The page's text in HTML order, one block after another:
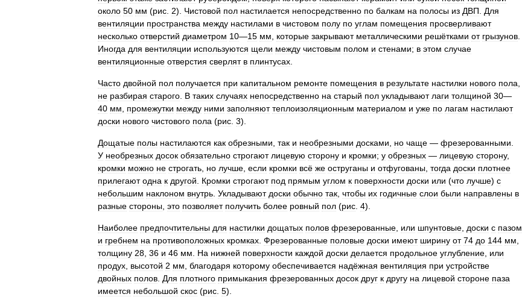
около 50 мм (рис 2). Чистовой пол настилается непосредственно по балкам на полосы из ДВП
Для
вентиляции пространства между настилами в чистовом полу по углам помещения просверливают
несколько отверстий диаметром 10—15 мм которые закрывают металлическими решётками от грызунов
Иногда для вентиляции используются щели между чистовым полом и стенами; в этом случае
вентиляционные отверстия сверлят в плинтусах
Часто двойной пол получается при капитальном ремонте помещения в результате настилки нового пола
не разбирая старого В таких случаях непосредственно на старый пол укладывают лаги толщиной 30—
40 мм промежутки между ними заполняют теплоизоляционным материалом и уже по лагам настилают
доски нового чистового пола (рис 3).
Дощатые полы настилаются как обрезными так и необрезными досками но чаще — фрезерованными
У необрезных досок обязательно строгают лицевую сторону и кромки; у обрезных — лицевую сторону,
кромки можно не строгать но лучше если кромки всё же оструганы и отфугованы тогда доски плотнее
прилегают одна к другой Кромки строгают под прямым углом к поверхности доски или (что лучше) с
небольшим наклоном внутрь Укладывают доски обычно так чтобы их годичные слои были направлены в
разные стороны это позволяет получить более ровный пол (рис 4).
Наиболее предпочтительны для настилки дощатых полов фрезерованные или шпунтовые доски с пазом
и гребнем на противоположных кромках Фрезерованные половые доски имеют ширину от 74 до 144 мм
толщину 28 36 и 46 мм На нижней поверхности каждой доски делается продольное углубление или
продух высотой 2 мм благодаря которому обеспечивается надёжная вентиляция при устройстве
двойных полов Для плотного примыкания фрезерованных досок друг к другу на лицевой стороне паза
имеется небольшой скос (рис 5).